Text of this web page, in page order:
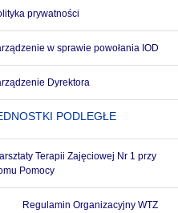
prywatności
w sprawie powołania IOD
Dyrektora
PODLEGŁE
Terapii Zajęciowej Nr 1 przy
Pomocy
Regulamin Organizacyjny WTZ